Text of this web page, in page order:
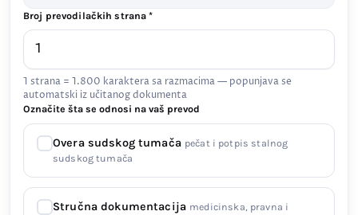
Broj prevodilačkih strana *
1 strana = 1.800 karaktera sa razmacima — popunjava se
automatski iz učitanog dokumenta
Označite šta se odnosi na vaš prevod
Overa sudskog tumača pečat i potpis stalnog
sudskog tumača
Stručna dokumentacija medicinska, pravna i